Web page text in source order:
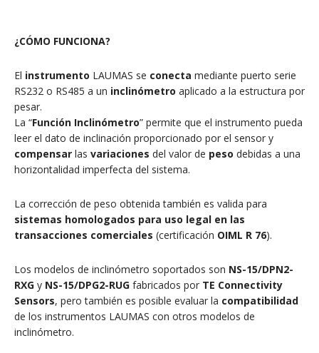
¿CÓMO FUNCIONA?
El instrumento LAUMAS se conecta mediante puerto serie
RS232 o RS485 a un inclinómetro aplicado a la estructura por
pesar.
La “Función Inclinómetro” permite que el instrumento pueda
leer el dato de inclinación proporcionado por el sensor y
compensar las variaciones del valor de peso debidas a una
horizontalidad imperfecta del sistema.
La corrección de peso obtenida también es valida para
sistemas homologados para uso legal en las
transacciones comerciales (certificación OIML R 76).
Los modelos de inclinómetro soportados son NS-15/DPN2-
RXG y NS-15/DPG2-RUG fabricados por TE Connectivity
Sensors, pero también es posible evaluar la compatibilidad
de los instrumentos LAUMAS con otros modelos de
inclinómetro.